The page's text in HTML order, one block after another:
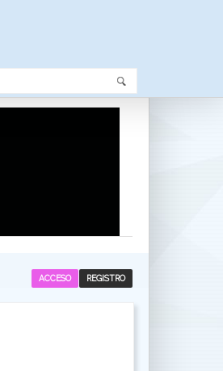
REGISTRO
ACCESO